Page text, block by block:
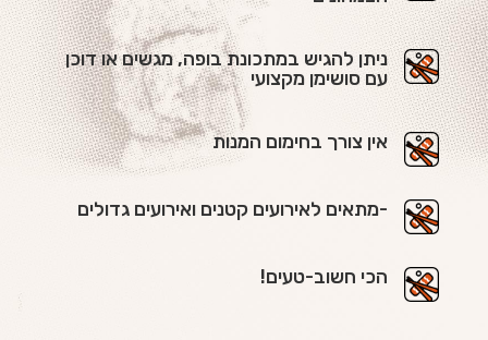
ניתן להגיש במתכונת בופה, מגשים או דוכן
עם סושימן מקצועי
אין צורך בחימום המנות
-מתאים לאירועים קטנים ואירועים גדולים
הכי חשוב-טעים!